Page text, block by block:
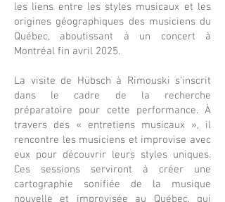
les liens entre les styles musicaux et les
origines géographiques des musiciens du
Québec, aboutissant à un concert à
Montréal fin avril 2025.
La visite de Hübsch à Rimouski s’inscrit
dans le cadre de la recherche
préparatoire pour cette performance. À
travers des « entretiens musicaux », il
rencontre les musiciens et improvise avec
eux pour découvrir leurs styles uniques.
Ces sessions serviront à créer une
cartographie sonifiée de la musique
nouvelle et improvisée au Québec, qui